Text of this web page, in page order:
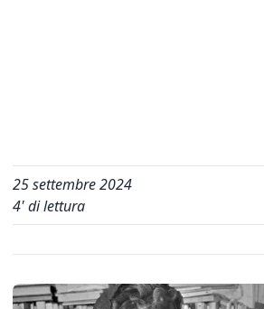
25 settembre 2024
4' di lettura